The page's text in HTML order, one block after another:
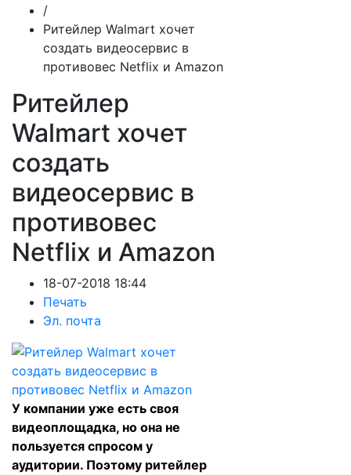
/
Ритейлер Walmart хочет
создать видеосервис в
противовес Netflix и Amazon
Ритейлер
Walmart хочет
создать
видеосервис в
противовес
Netflix и Amazon
18-07-2018 18:44
Печать
Эл. почта
У компании уже есть своя
видеоплощадка, но она не
пользуется спросом у
аудитории. Поэтому ритейлер